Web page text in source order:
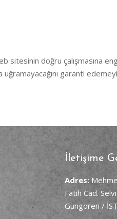
sitesinin doğru çalışmasına
garanti
İletişime
Adres:
Fatih Cad.
Güngören /